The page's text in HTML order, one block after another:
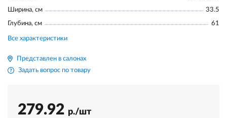
Ширина, см 33.5
Глубина, см 61
Все характеристики
Представлен в салонах
Задать вопрос по товару
279.92 р./шт